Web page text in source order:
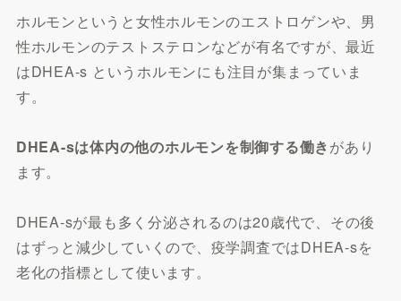
ホルモンというと女性ホルモンのエストロゲンや、男
性ホルモンのテストステロンなどが有名ですが、最近
はDHEA-s というホルモンにも注目が集まっていま
す。
DHEA-sは体内の他のホルモンを制御する働きがあり
ます。
DHEA-sが最も多く分泌されるのは20歳代で、その後
はずっと減少していくので、疫学調査ではDHEA-sを
老化の指標として使います。